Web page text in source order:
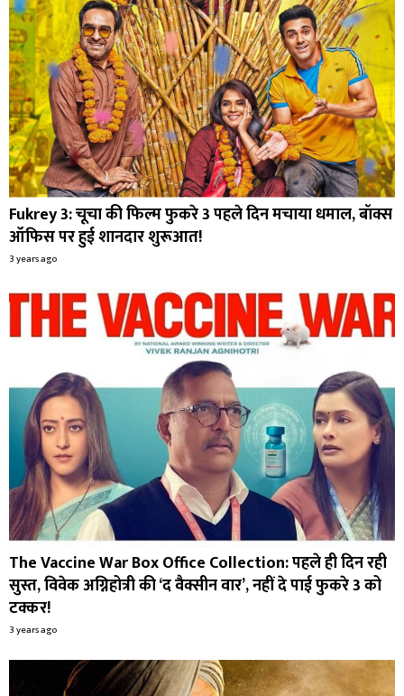
Fukrey 3: चूचा की फिल्म फुकरे 3 पहले दिन मचाया धमाल, बॉक्स
ऑफिस पर हुई शानदार शुरूआत!
3 years ago
The Vaccine War Box Office Collection: पहले ही दिन रही
सुस्त, विवेक अग्निहोत्री की ‘द वैक्सीन वार’, नहीं दे पाई फुकरे 3 को
टक्कर!
3 years ago